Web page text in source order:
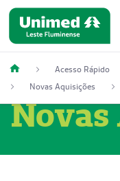
Acesso Rápido
Novas Aquisições